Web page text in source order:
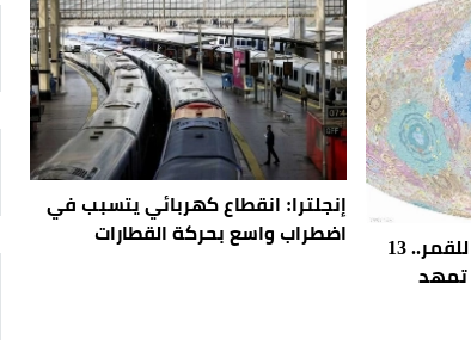
الصين تكشف أدق خريطة للقمر.. 13
تمهد
إنجلترا: انقطاع كهربائي يتسبب في
اضطراب واسع بحركة القطارات